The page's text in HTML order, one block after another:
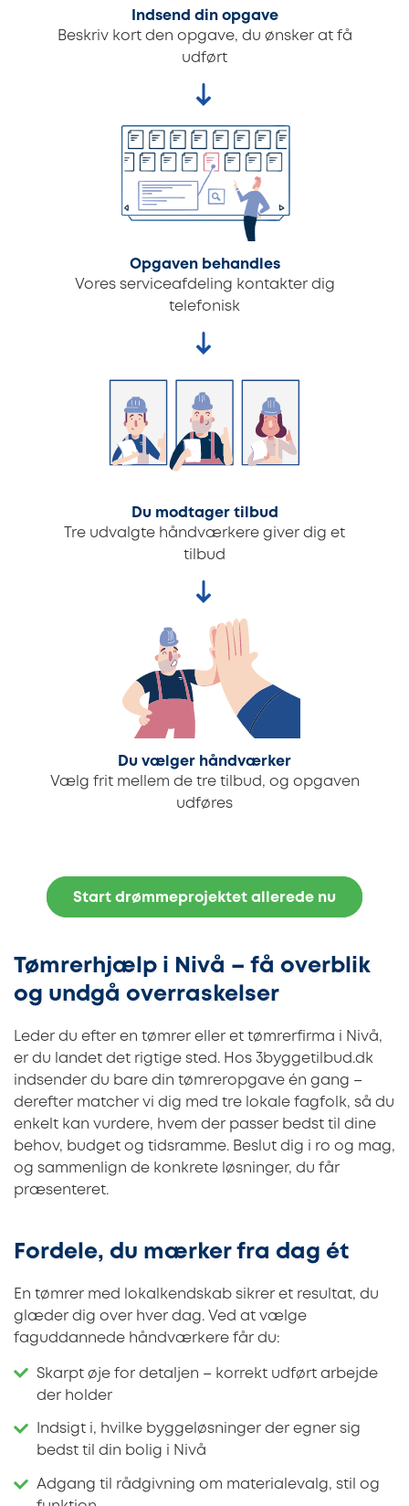
Indsend din opgave
Beskriv kort den opgave, du ønsker at få
udført
Opgaven behandles
Vores serviceafdeling kontakter dig
telefonisk
Du modtager tilbud
Tre udvalgte håndværkere giver dig et
tilbud
Du vælger håndværker
Vælg frit mellem de tre tilbud, og opgaven
udføres
Start drømmeprojektet allerede nu
Tømrerhjælp i Nivå – få overblik
og undgå overraskelser
Leder du efter en tømrer eller et tømrerfirma i Nivå,
er du landet det rigtige sted. Hos 3byggetilbud.dk
indsender du bare din tømreropgave én gang –
derefter matcher vi dig med tre lokale fagfolk, så du
enkelt kan vurdere, hvem der passer bedst til dine
behov, budget og tidsramme. Beslut dig i ro og mag,
og sammenlign de konkrete løsninger, du får
præsenteret.
Fordele, du mærker fra dag ét
En tømrer med lokalkendskab sikrer et resultat, du
glæder dig over hver dag. Ved at vælge
faguddannede håndværkere får du:
Skarpt øje for detaljen – korrekt udført arbejde
der holder
Indsigt i, hvilke byggeløsninger der egner sig
bedst til din bolig i Nivå
Adgang til rådgivning om materialevalg, stil og